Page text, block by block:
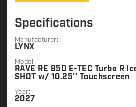
Specifications
Manufacturer:
LYNX
Model:
RAVE RE 850 E-TEC Turbo R
SHOT w/ 10.25'' Touchscreen
Year:
2027